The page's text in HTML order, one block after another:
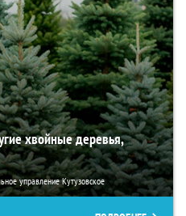
хвойные деревья,
управление Кутузовское